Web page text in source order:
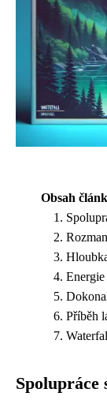
Obsah
Energie
Příběh
Spolupráce